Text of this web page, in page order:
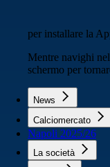
per installare la
Mentre navighi
schermo per
News
Calciomercato
Napoli 2025/26
La società